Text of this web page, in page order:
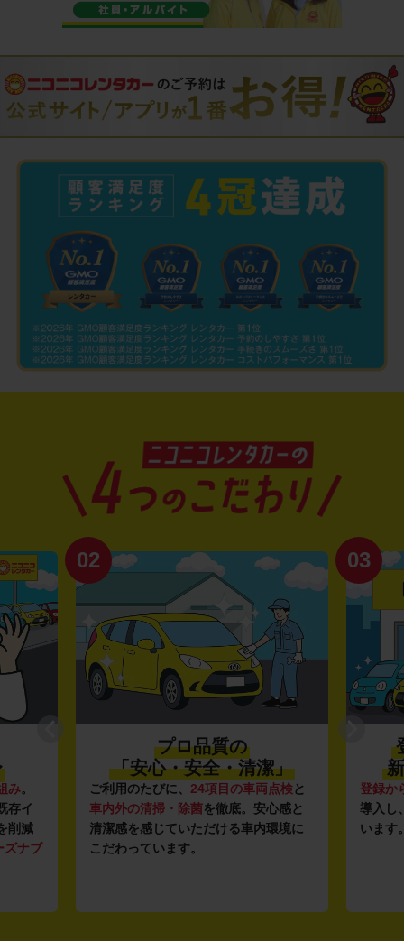
み。
存イ
削減
ズナブ
02
プロ品質の
「安心・安全・清潔」
ご利用のたびに、 24項目の車両点検と
車内外の清掃・除菌を徹底。安心感と
清潔感を感じていただける車内環境に
こだわっています。
03
登録か
導入し
います